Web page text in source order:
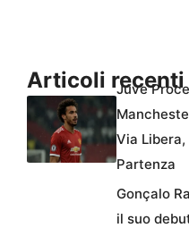
Articoli recenti
Juve
Via Libera,
Partenza
Gonçalo
il suo